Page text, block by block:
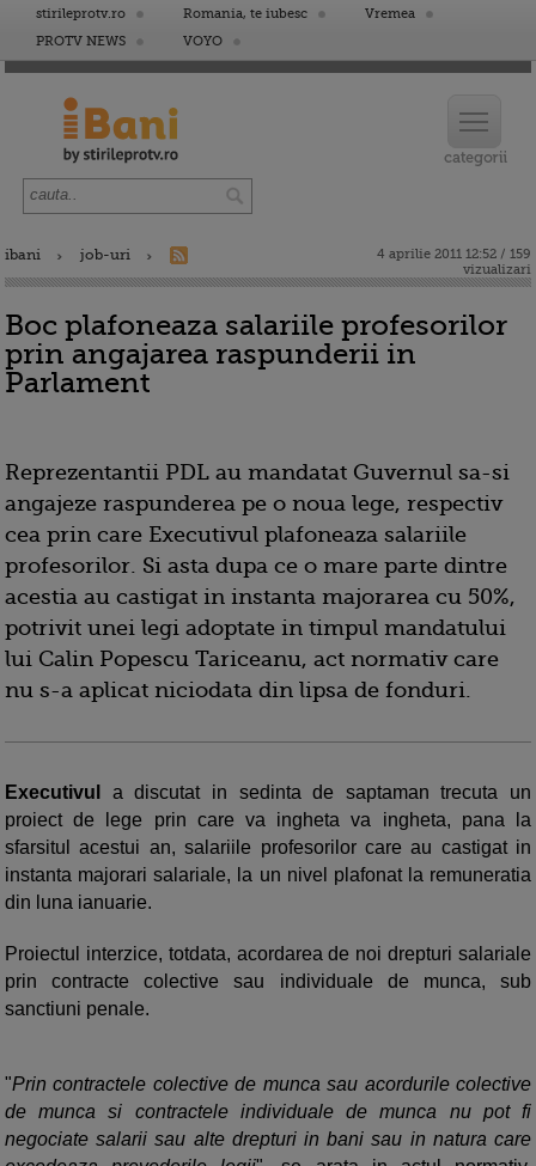
stirileprotv.ro Romania, te iubesc
Vremea
PROTV NEWS
VOYO
ibani job-uri
4 aprilie 2011 12:52 / 159
vizualizari
Boc plafoneaza salariile profesorilor
prin angajarea raspunderii in
Parlament
Reprezentantii PDL au mandatat Guvernul sa-si
angajeze raspunderea pe o noua lege, respectiv
cea prin care Executivul plafoneaza salariile
profesorilor. Si asta dupa ce o mare parte dintre
acestia au castigat in instanta majorarea cu 50%,
potrivit unei legi adoptate in timpul mandatului
lui Calin Popescu Tariceanu, act normativ care
nu s-a aplicat niciodata din lipsa de fonduri.
Executivul
a discutat in sedinta de saptaman trecuta un
proiect de lege prin care va ingheta va ingheta, pana la
sfarsitul acestui an, salariile profesorilor care au castigat in
instanta majorari salariale, la un nivel plafonat la remuneratia
din luna ianuarie.
Proiectul interzice, totdata, acordarea de noi drepturi salariale
prin contracte colective sau individuale de munca, sub
sanctiuni penale.
"Prin contractele colective de munca sau acordurile colective
de munca si contractele individuale de munca nu pot fi
negociate salarii sau alte drepturi in bani sau in natura care